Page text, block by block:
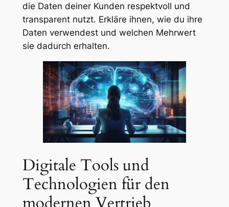
die Daten deiner Kunden respektvoll und
transparent nutzt. Erkläre ihnen, wie du ihre
Daten verwendest und welchen Mehrwert
sie dadurch erhalten.
Digitale Tools und
Technologien für den
modernen Vertrieb